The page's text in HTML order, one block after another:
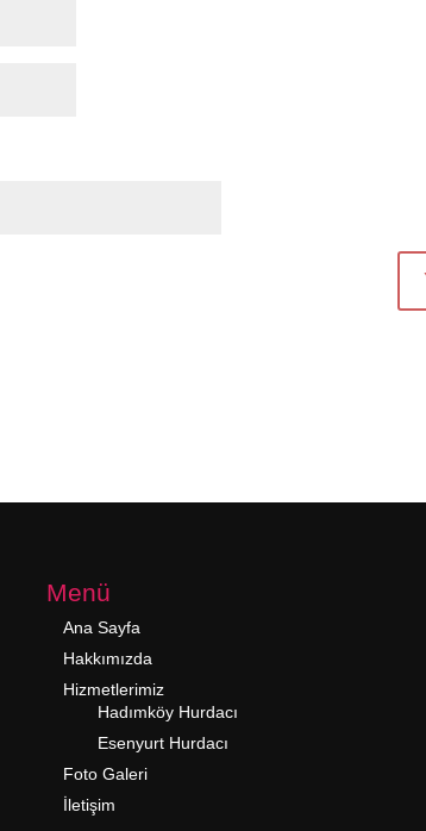
Menü
Ana Sayfa
Hakkımızda
Hizmetlerimiz
Hadımköy Hurdacı
Esenyurt Hurdacı
Foto Galeri
İletişim